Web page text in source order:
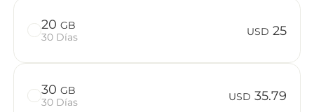
Elija su
Instale su
20 GB
30 Días
USD 25
30 GB
30 Días
USD 35.79